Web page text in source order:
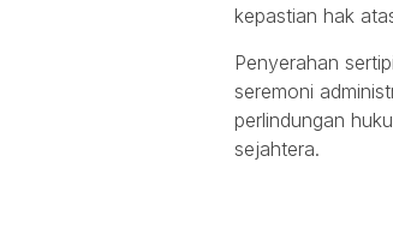
kepastian hak
Penyerahan
seremoni
perlindungan
sejahtera.